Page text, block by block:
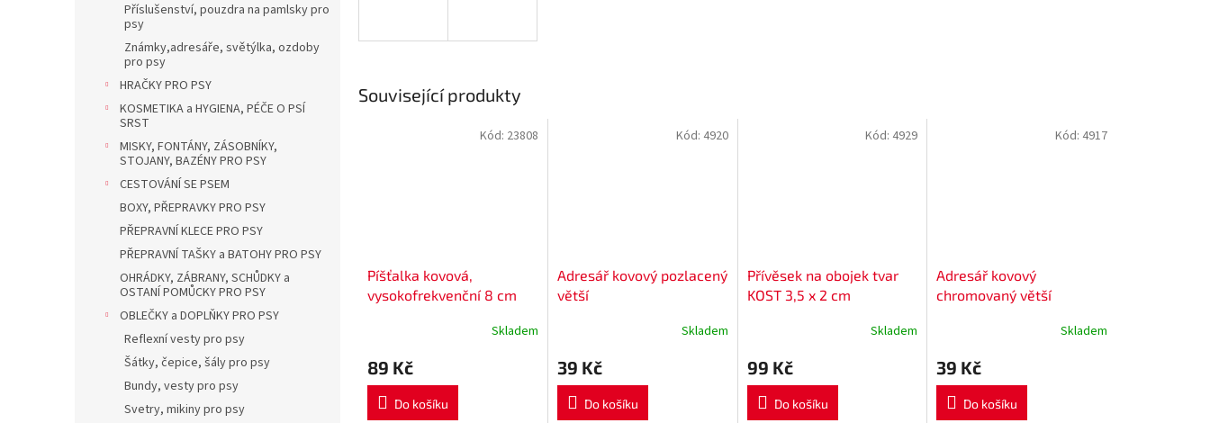
Příslušenství, pouzdra na pamlsky pro
psy
Známky,adresáře, světýlka, ozdoby
pro psy
HRAČKY PRO PSY
KOSMETIKA a HYGIENA, PÉČE O PSÍ
SRST
MISKY, FONTÁNY, ZÁSOBNÍKY,
STOJANY, BAZÉNY PRO PSY
CESTOVÁNÍ SE PSEM
BOXY, PŘEPRAVKY PRO PSY
PŘEPRAVNÍ KLECE PRO PSY
PŘEPRAVNÍ TAŠKY a BATOHY PRO PSY
OHRÁDKY, ZÁBRANY, SCHŮDKY a
OSTANÍ POMŮCKY PRO PSY
OBLEČKY a DOPLŇKY PRO PSY
Reflexní vesty pro psy
Šátky, čepice, šály pro psy
Bundy, vesty pro psy
Svetry, mikiny pro psy
Související produkty
Píšťalka kovová,
vysokofrekvenční 8 cm
Skladem
89 Kč
Do košíku
Kód: 23808
Adresář kovový pozlacený
větší
Skladem
39 Kč
Do košíku
Kód: 4920
Přívěsek na obojek tvar
KOST 3,5 x 2 cm
Skladem
99 Kč
Do košíku
Kód: 4929
Adresář kovový
chromovaný větší
Skladem
39 Kč
Do košíku
Kód: 4917